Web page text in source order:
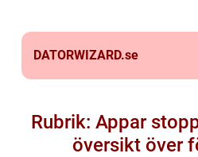
DATORWIZARD.se
Rubrik: Appar
översikt över